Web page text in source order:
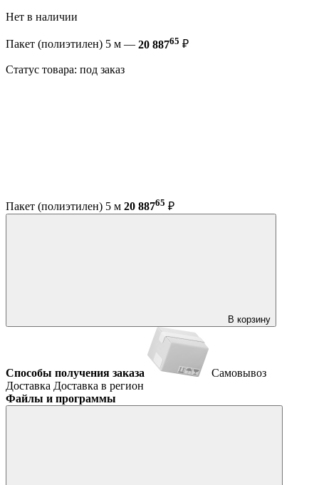
Нет в наличии
Пакет (полиэтилен) 5 м — 20 88765 ₽
Статус товара: под заказ
Пакет (полиэтилен) 5 м 20 88765 ₽
В корзину
Способы получения заказа
Самовывоз
Доставка Доставка в регион
Файлы и программы